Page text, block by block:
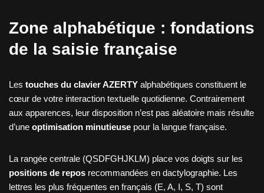
Zone alphabétique : fondations
de la saisie française
Les touches du clavier AZERTY alphabétiques constituent le
cœur de votre interaction textuelle quotidienne. Contrairement
aux apparences, leur disposition n’est pas aléatoire mais résulte
d’une optimisation minutieuse pour la langue française.
La rangée centrale (QSDFGHJKLM) place vos doigts sur les
positions de repos recommandées en dactylographie. Les
lettres les plus fréquentes en français (E, A, I, S, T) sont